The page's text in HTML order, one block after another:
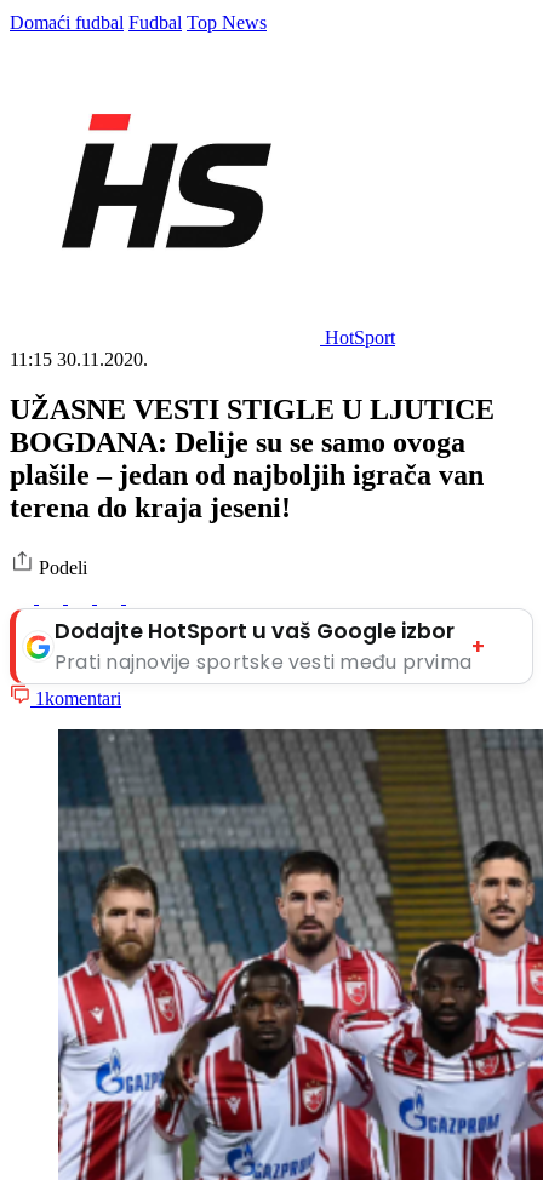
Domaći fudbal Fudbal Top News
HotSport
11:15 30.11.2020.
UŽASNE VESTI STIGLE U LJUTICE
BOGDANA: Delije su se samo ovoga
plašile – jedan od najboljih igrača van
terena do kraja jeseni!
Podeli
Dodajte HotSport u vaš Google izbor
Prati najnovije sportske vesti među prvima
+
1komentari